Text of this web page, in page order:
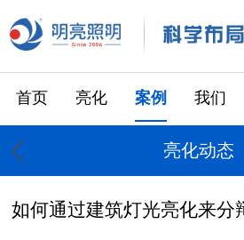
首页 亮化 案例 我们
亮化动态
如何通过建筑灯光亮化来分